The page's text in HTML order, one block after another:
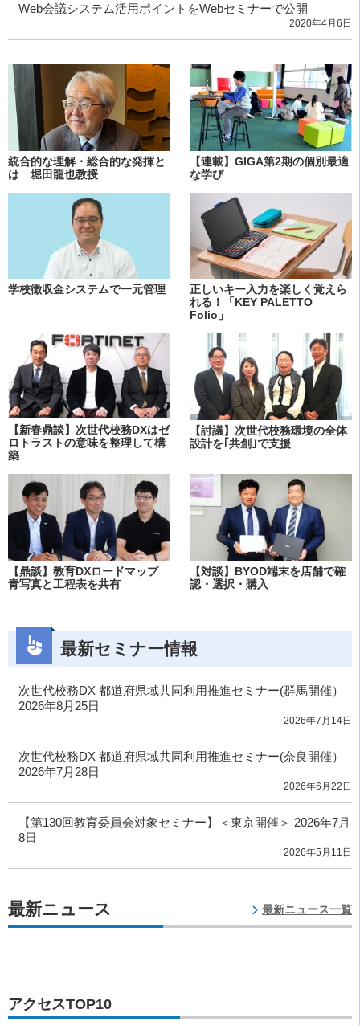
Web会議システム活用ポイントをWebセミナーで公開
2020年4月6日
統合的な理解・総合的な発揮と
は 堀田龍也教授
【連載】GIGA第2期の個別最適
な学び
学校徴収金システムで一元管理
正しいキー入力を楽しく覚えら
れる！「KEY PALETTO
Folio」
【新春鼎談】次世代校務DXはゼ
ロトラストの意味を整理して構
築
【討議】次世代校務環境の全体
設計を｢共創｣で支援
【鼎談】教育DXロードマップ
青写真と工程表を共有
【対談】BYOD端末を店舗で確
認・選択・購入
最新セミナー情報
次世代校務DX 都道府県域共同利用推進セミナー(群馬開催）
2026年8月25日
2026年7月14日
次世代校務DX 都道府県域共同利用推進セミナー(奈良開催）
2026年7月28日
2026年6月22日
【第130回教育委員会対象セミナー】＜東京開催＞ 2026年7月
8日
2026年5月11日
最新ニュース 最新ニュース一覧
アクセスTOP10